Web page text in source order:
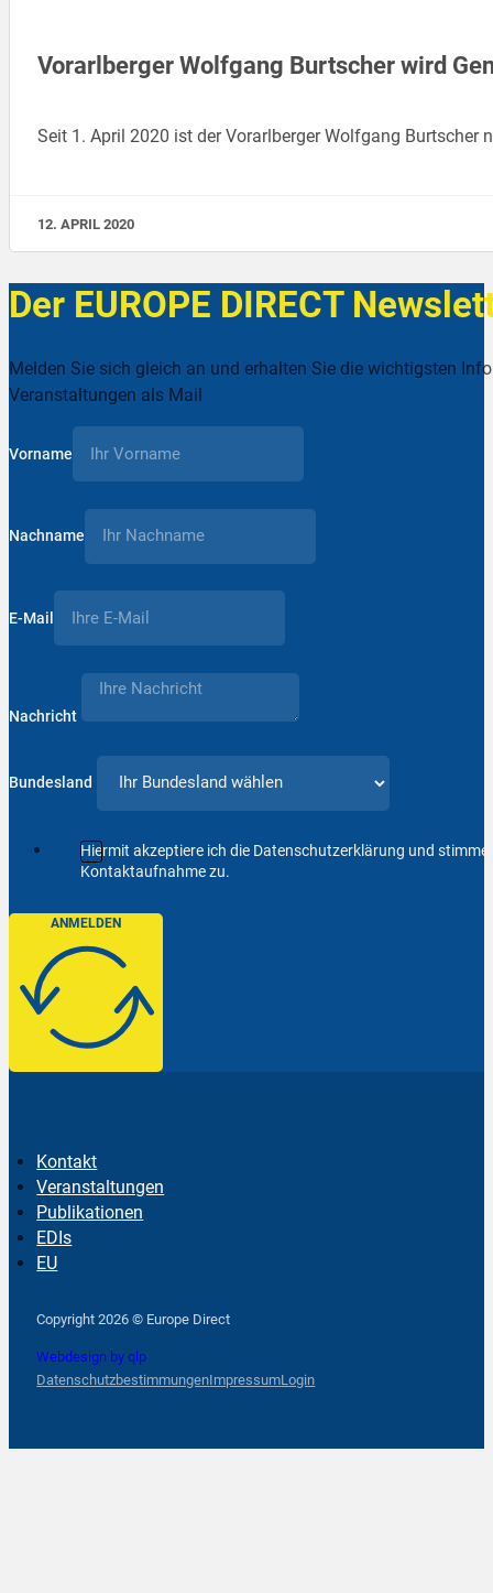
Vorarlberger Wolfgang Burtscher wird
Seit 1. April 2020 ist der Vorarlberger Wolfgang
12. APRIL 2020
Der EUROPE DIRECT
Melden Sie sich gleich an und erhalten Sie die wichtigsten
Veranstaltungen als Mail
Vorname
Nachname
E-Mail
Nachricht
Bundesland
Hiermit akzeptiere ich die Datenschutzerklärung und
Kontaktaufnahme zu.
ANMELDEN
Kontakt
Veranstaltungen
Publikationen
EDIs
EU
Copyright 2026 © Europe Direct
Webdesign by qlp
DatenschutzbestimmungenImpressumLogin